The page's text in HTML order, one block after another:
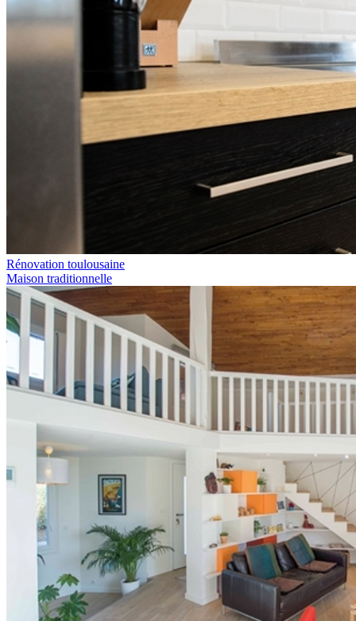
Rénovation toulousaine
Maison traditionnelle